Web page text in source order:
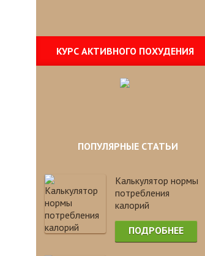
КУРС АКТИВНОГО ПОХУДЕНИЯ
ПОПУЛЯРНЫЕ СТАТЬИ
Калькулятор нормы
потребления
калорий
ПОДРОБНЕЕ